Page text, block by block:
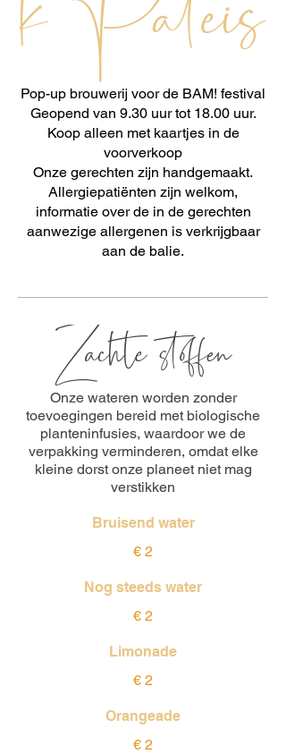
Pop-up brouwerij voor de BAM! festival
Geopend van 9.30 uur tot 18.00 uur.
Koop alleen met kaartjes in de
voorverkoop
Onze gerechten zijn handgemaakt.
Allergiepatiënten zijn welkom,
informatie over de in de gerechten
aanwezige allergenen is verkrijgbaar
Zachte stoffen
Onze wateren worden zonder
toevoegingen bereid met biologische
planteninfusies, waardoor we de
verpakking verminderen, omdat elke
kleine dorst onze planeet niet mag
verstikken
Bruisend water
€ 2
Nog steeds water
€ 2
Limonade
€ 2
Orangeade
€ 2